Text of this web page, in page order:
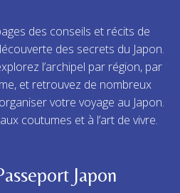
des conseils et récits de
des secrets du Japon.
l’archipel par région, par
et retrouvez de nombreux
votre voyage au Japon.
coutumes et à l’art de vivre.
Japon